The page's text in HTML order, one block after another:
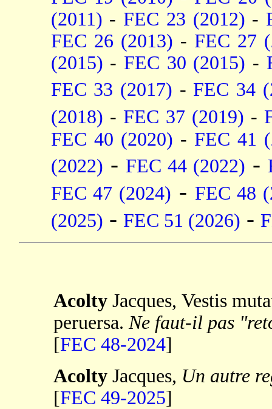
(2011) - FEC 23 (2012) -
FEC 26 (2013) - FEC 27
(2015) - FEC 30 (2015) -
FEC 33 (2017) - FEC 34
(2018) - FEC 37 (2019) -
FEC 40 (2020) - FEC 41
(2022) - FEC 44 (2022) -
FEC 47 (2024) - FEC 48
(2025) - FEC 51 (2026) -
Acolty Jacques, Vestis
peruersa. Ne faut-il pas
[FEC 48-2024]
Acolty Jacques, Un autre
[FEC 49-2025]